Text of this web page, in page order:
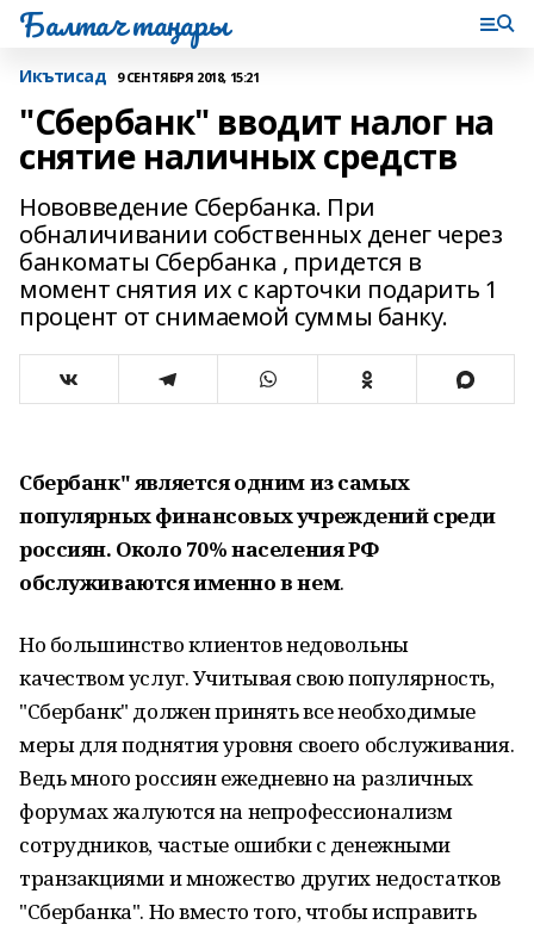
Балтач таңнары
Икътисад 9 СЕНТЯБРЯ 2018, 15:21
"Сбербанк" вводит налог на
снятие наличных средств
Нововведение Сбербанка. При
обналичивании собственных денег через
банкоматы Сбербанка , придется в
момент снятия их с карточки подарить 1
процент от снимаемой суммы банку.
Сбербанк" является одним из самых
популярных финансовых учреждений среди
россиян. Около 70% населения РФ
обслуживаются именно в нем.
Но большинство клиентов недовольны
качеством услуг. Учитывая свою популярность,
"Сбербанк" должен принять все необходимые
меры для поднятия уровня своего обслуживания.
Ведь много россиян ежедневно на различных
форумах жалуются на непрофессионализм
сотрудников, частые ошибки с денежными
транзакциями и множество других недостатков
"Сбербанка". Но вместо того, чтобы исправить